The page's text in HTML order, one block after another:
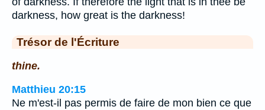
darkness, how great is the darkness!
Trésor de l'Écriture
thine.
Matthieu 20:15
Ne m'est-il pas permis de faire de mon bien ce que